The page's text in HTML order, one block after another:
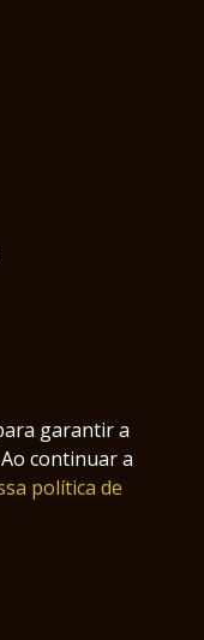
garantir a
continuar a
política de